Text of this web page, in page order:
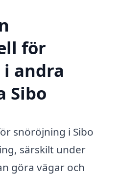
för
andra
Sibo
snöröjning i Sibo
särskilt under
göra vägar och